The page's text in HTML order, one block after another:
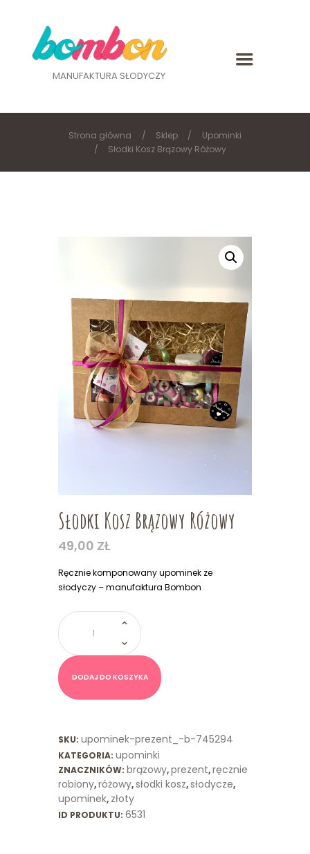
MANUFAKTURA SŁODYCZY
Strona główna Sklep
Upominki
Słodki Kosz Brązowy Różowy
Słodki Kosz Brązowy Różowy
49,00 ZŁ
Ręcznie komponowany upominek ze
słodyczy – manufaktura Bombon
ilość
Słodki
Kosz
Brązowy
Różowy
DODAJ DO KOSZYKA
SKU: upominek-prezent_-b-745294
KATEGORIA: upominki
ZNACZNIKÓW: brązowy,prezent,ręcznie
robiony,różowy,słodki kosz,słodycze,
upominek, złoty
ID PRODUKTU: 6531